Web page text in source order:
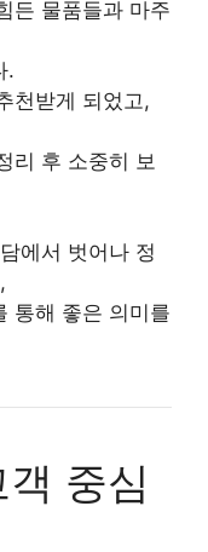
든 물품들과 마주
.
천받게 되었고,
리 후 소중히 보
에서 벗어나 정
통해 좋은 의미를
중심